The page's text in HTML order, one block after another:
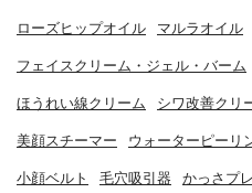
ローズヒップオイル マルラオイル
フェイスクリーム・ジェル・バーム
ほうれい線クリーム シワ改善クリ
美顔スチーマー ウォーターピーリ
小顔ベルト 毛穴吸引器 かっさプ